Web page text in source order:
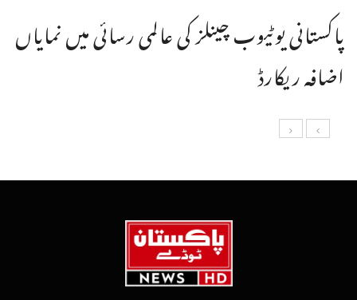
پاکستانی یوٹیوب چینلز کی عالمی رسائی میں نمایاں
اضافہ ریکارڈ